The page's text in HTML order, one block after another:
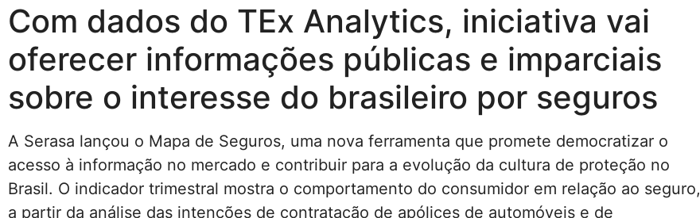
Com dados do TEx Analytics, iniciativa vai
oferecer informações públicas e imparciais
sobre o interesse do brasileiro por seguros
A Serasa lançou o Mapa de Seguros, uma nova ferramenta que promete democratizar o
acesso à informação no mercado e contribuir para a evolução da cultura de proteção no
Brasil. O indicador trimestral mostra o comportamento do consumidor em relação ao seguro,
a partir da análise das intenções de contratação de apólices de automóveis e de